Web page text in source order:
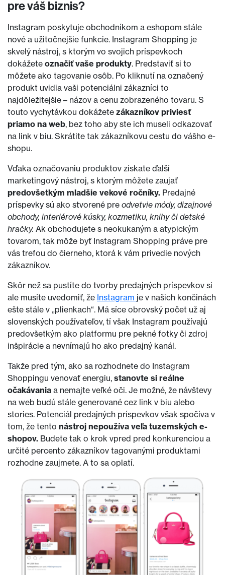
pre váš biznis?
Instagram poskytuje obchodníkom a eshopom stále
nové a užitočnejšie funkcie. Instagram Shopping je
skvelý nástroj, s ktorým vo svojich príspevkoch
dokážete označiť vaše produkty. Predstaviť si to
môžete ako tagovanie osôb. Po kliknutí na označený
produkt uvidia vaši potenciálni zákazníci to
najdôležitejšie – názov a cenu zobrazeného tovaru. S
touto vychytávkou dokážete zákazníkov priviesť
priamo na web, bez toho aby ste ich museli odkazovať
na link v biu. Skrátite tak zákazníkovu cestu do vášho e-
shopu.
Vďaka označovaniu produktov získate ďalší
marketingový nástroj, s ktorým môžete zaujať
predovšetkým mladšie vekové ročníky. Predajné
príspevky sú ako stvorené pre odvetvie módy, dizajnové
obchody, interiérové kúsky, kozmetiku, knihy či detské
hračky. Ak obchodujete s neokukaným a atypickým
tovarom, tak môže byť Instagram Shopping práve pre
vás trefou do čierneho, ktorá k vám privedie nových
zákazníkov.
Skôr než sa pustíte do tvorby predajných príspevkov si
ale musíte uvedomiť, že Instagram je v našich končinách
ešte stále v „plienkach“. Má síce obrovský počet už aj
slovenských používateľov, tí však Instagram používajú
predovšetkým ako platformu pre pekné fotky či zdroj
inšpirácie a nevnímajú ho ako predajný kanál.
Takže pred tým, ako sa rozhodnete do Instagram
Shoppingu venovať energiu, stanovte si reálne
očakávania a nemajte veľké oči. Je možné, že návštevy
na web budú stále generované cez link v biu alebo
stories. Potenciál predajných príspevkov však spočíva v
tom, že tento nástroj nepoužíva veľa tuzemských e-
shopov. Budete tak o krok vpred pred konkurenciou a
určité percento zákazníkov tagovanými produktami
rozhodne zaujmete. A to sa oplatí.